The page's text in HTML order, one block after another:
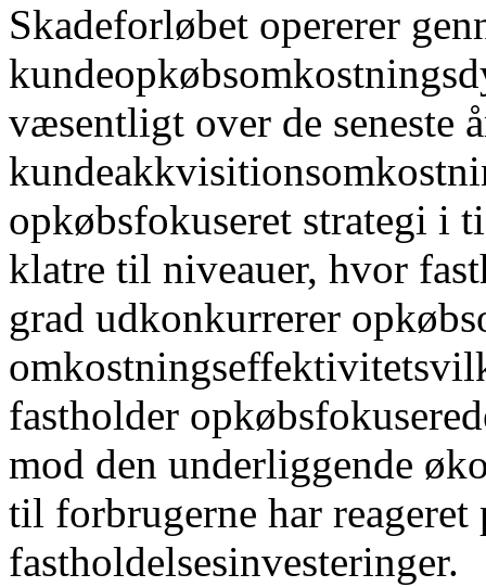
Skadeforløbet opererer
væsentligt over de seneste
opkøbsfokuseret strategi i
klatre til niveauer, hvor
grad udkonkurrerer
fastholder
mod den underliggende
til forbrugerne har reageret
fastholdelsesinvesteringer.